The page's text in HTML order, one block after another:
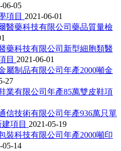
06-05
項目 2021-06-01
醫藥科技有限公司藥品質量檢
藥科技有限公司新型細胞類醫
目 2021-06-01
屬制品有限公司年產2000噸金
27
業有限公司年產85萬雙皮鞋項
信技術有限公司年產936萬只單
項目 2021-05-19
裝科技有限公司年產2000噸印
05-14